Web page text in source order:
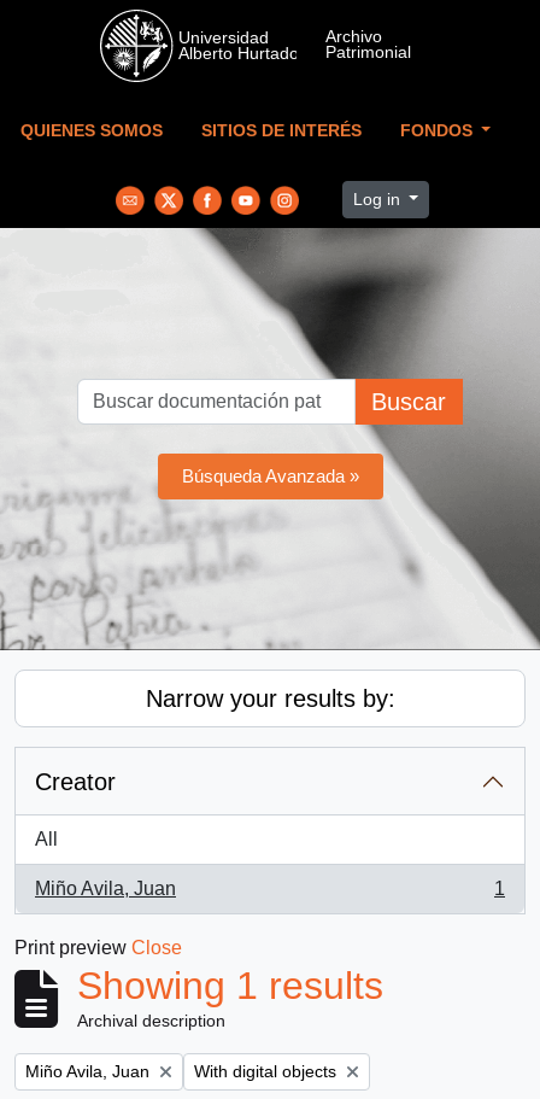
Skip to main content
QUIENES SOMOS SITIOS DE INTERÉS FONDOS
Log in
Buscar
Búsqueda Avanzada »
Narrow your results by:
Creator
All
Miño Avila, Juan
, 1 results
1
Print preview Close
Showing 1 results
Archival description
Remove filter:
Miño Avila, Juan Remove filter:
With digital objects